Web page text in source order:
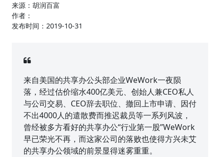
来源：胡润百富
作者：
发布时间：2019-10-31
来自美国的共享办公头部企业WeWork一夜陨
落，经过估价缩水400亿美元、创始人兼CEO私人
与公司交易、CEO辞去职位、撤回上市申请、因付
不出4000人的遣散费而推迟裁员等一系列风波，
曾经被多方看好的共享办公“行业第一股”WeWork
早已荣光不再，而这家公司的落败也使得方兴未艾
的共享办公领域的前景显得迷雾重重。